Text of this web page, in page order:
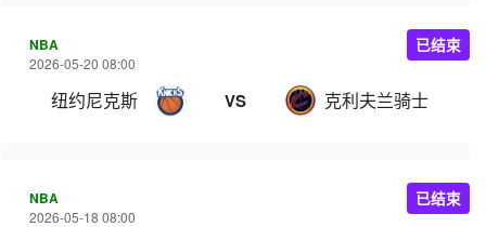
NBA
2026-05-20 08:00
纽约尼克斯 VS 克利夫兰骑士
已结束
NBA
2026-05-18 08:00
已结束